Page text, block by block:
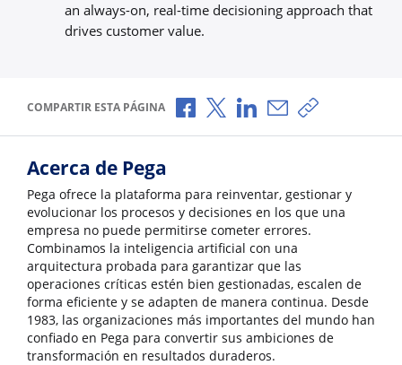
an always-on, real-time decisioning approach that
drives customer value.
COMPARTIR ESTA PÁGINA Compartir a través de Facebook
Compartir a través de X
Compartir a través de
Compartir por
Copiar
Acerca de Pega
Pega ofrece la plataforma para reinventar, gestionar y
evolucionar los procesos y decisiones en los que una
empresa no puede permitirse cometer errores.
Combinamos la inteligencia artificial con una
arquitectura probada para garantizar que las
operaciones críticas estén bien gestionadas, escalen de
forma eficiente y se adapten de manera continua. Desde
1983, las organizaciones más importantes del mundo han
confiado en Pega para convertir sus ambiciones de
transformación en resultados duraderos.